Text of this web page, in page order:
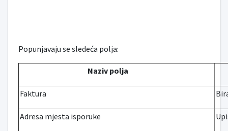
Popunjavaju se sledeća polja:
Naziv polja
Faktura
Adresa mjesta isporuke